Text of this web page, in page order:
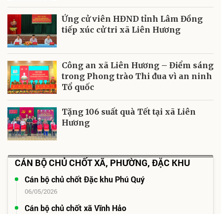
Ứng cử viên HĐND tỉnh Lâm Đồng
tiếp xúc cử tri xã Liên Hương
Công an xã Liên Hương – Điểm sáng
trong Phong trào Thi đua vì an ninh
Tổ quốc
Tặng 106 suất quà Tết tại xã Liên
Hương
CÁN BỘ CHỦ CHỐT XÃ, PHƯỜNG, ĐẶC KHU
Cán bộ chủ chốt Đặc khu Phú Quý
06/05/2026
Cán bộ chủ chốt xã Vĩnh Hảo